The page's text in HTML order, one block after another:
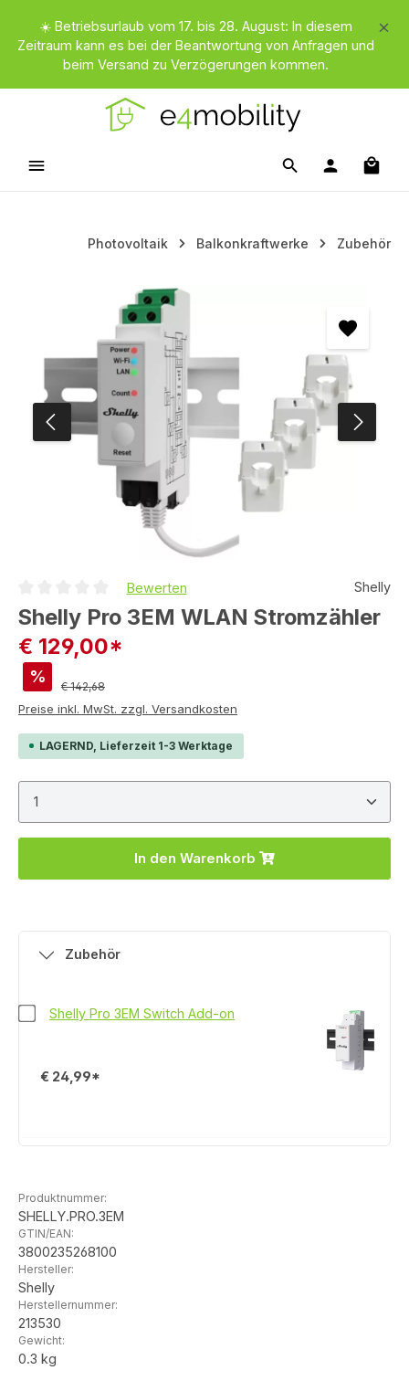
Zum Hauptinhalt springen
☀️ Betriebsurlaub vom 17. bis 28. August: In diesem
Zeitraum kann es bei der Beantwortung von Anfragen und
beim Versand zu Verzögerungen kommen.
Photovoltaik Balkonkraftwerke Zubehör
Bildergalerie überspringen
Durchschnittliche Bewertung von 0 von 5 Sternen
Bewerten Shelly
Shelly Pro 3EM WLAN Stromzähler
€ 129,00*
% Regulärer Preis:
€ 142,68
Preise inkl. MwSt. zzgl. Versandkosten
LAGERND, Lieferzeit 1-3 Werktage
Produkt Anzahl: Gib den gewünschten Wert ein
In den Warenkorb
Zubehör
Shelly Pro 3EM Switch Add-on
€ 24,99*
Produktnummer:
SHELLY.PRO.3EM
GTIN/EAN:
3800235268100
Hersteller:
Shelly
Herstellernummer:
213530
Gewicht:
0.3 kg